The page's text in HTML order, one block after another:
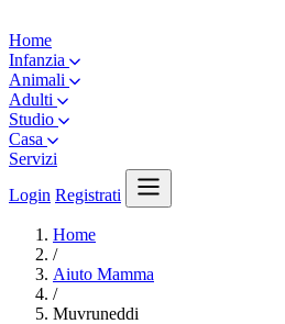
Home
Infanzia
Animali
Adulti
Studio
Casa
Servizi
Login Registrati
Home
/
Aiuto Mamma
/
Muvruneddi